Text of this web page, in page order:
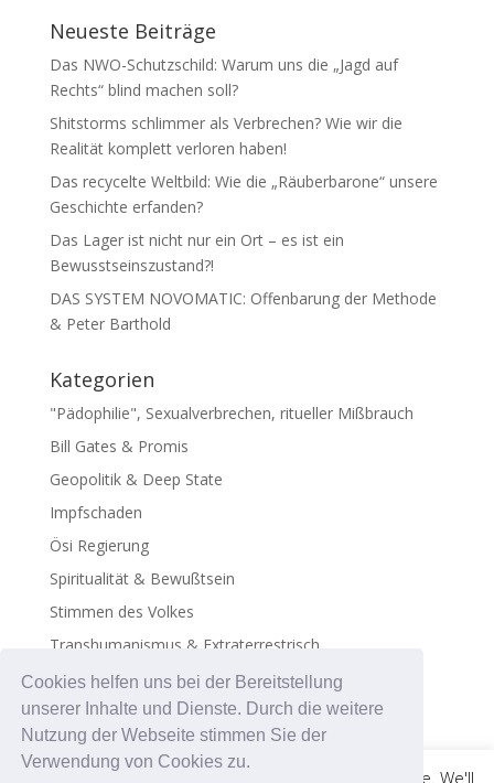
Cookies helfen uns bei der Bereitstellung
unserer Inhalte und Dienste. Durch die weitere
Nutzung der Webseite stimmen Sie der
Verwendung von Cookies zu.
Neueste Beiträge
Das NWO-Schutzschild: Warum uns die „Jagd auf
Rechts“ blind machen soll?
Shitstorms schlimmer als Verbrechen? Wie wir die
Realität komplett verloren haben!
Das recycelte Weltbild: Wie die „Räuberbarone“ unsere
Geschichte erfanden?
Das Lager ist nicht nur ein Ort – es ist ein
Bewusstseinszustand?!
DAS SYSTEM NOVOMATIC: Offenbarung der Methode
& Peter Barthold
Kategorien
"Pädophilie", Sexualverbrechen, ritueller Mißbrauch
Bill Gates & Promis
Geopolitik & Deep State
Impfschaden
Ösi Regierung
Spiritualität & Bewußtsein
Stimmen des Volkes
Transhumanismus & Extraterrestrisch
Virus - Exosomen
This website uses cookies to improve your experience. We'll